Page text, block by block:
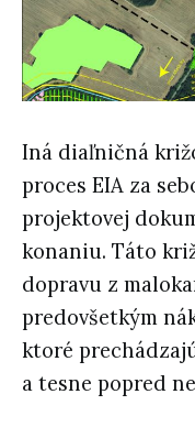
Iná diaľničná
proces EIA za
projektovej
konaniu. Táto
dopravu z
predovšetkým
ktoré
a tesne popred